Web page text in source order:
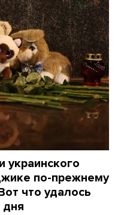
украинского
по-прежнему
что удалось
дня